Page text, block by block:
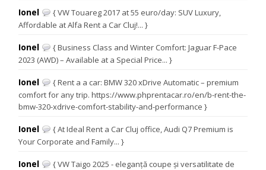
Ionel
{ VW Touareg 2017 at 55 euro/day: SUV Luxury,
Affordable at Alfa Rent a Car Cluj!... }
Ionel
{ Business Class and Winter Comfort: Jaguar F-Pace
2023 (AWD) – Available at a Special Price... }
Ionel
{ Rent a a car: BMW 320 xDrive Automatic – premium
comfort for any trip. https://www.phprentacar.ro/en/b-rent-the-
bmw-320-xdrive-comfort-stability-and-performance }
Ionel
{ At Ideal Rent a Car Cluj office, Audi Q7 Premium is
Your Corporate and Family... }
Ionel
{ VW Taigo 2025 - eleganță coupe și versatilitate de